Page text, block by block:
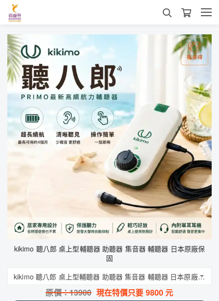
kikimo 聽八郎 桌上型輔聽器 助聽器 集音器 輔聽器 日本原廠保
固
kikimo 聽八郎 桌上型輔聽器 助聽器 集音器 輔聽器 日本原廠保固
原價：13900 現在特價只要 9800 元